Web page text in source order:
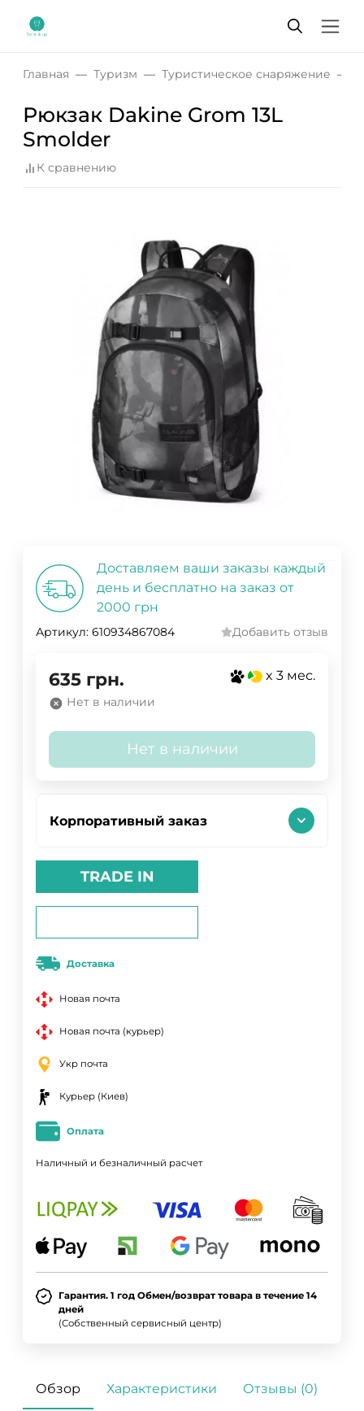
Главная Туризм Туристическое снаряжение
Рюкзак Dakine Grom 13L
Smolder
К сравнению
Доставляем ваши заказы каждый
день и бесплатно на заказ от
2000 грн
Артикул: 610934867084 Добавить отзыв
635 грн. x 3 мес.
Нет в наличии
Нет в наличии
Корпоративный заказ
TRADE IN
Доставка
Новая почта
Новая почта (курьер)
Укр почта
Курьер (Киев)
Оплата
Наличный и безналичный расчет
Гарантия. 1 год Обмен/возврат товара в течение 14
дней
(Собственный сервисный центр)
Обзор Характеристики Отзывы (0)